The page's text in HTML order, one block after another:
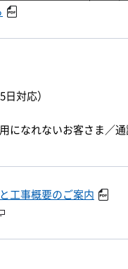
対応）
になれないお客さま／通
工事概要のご案内